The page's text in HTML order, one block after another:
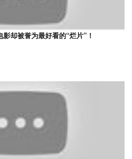
影却被誉为最好看的“烂片”！